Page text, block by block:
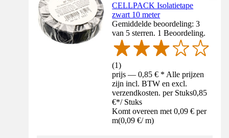
CELLPACK Isolatietape
zwart 10 meter
Gemiddelde beoordeling: 3
van 5 sterren. 1 Beoordeling.
(1)
prijs — 0,85 € * Alle prijzen
zijn incl. BTW en excl.
verzendkosten. per Stuks0,85
€*/ Stuks
Komt overeen met 0,09 € per
m(0,09 €/ m)